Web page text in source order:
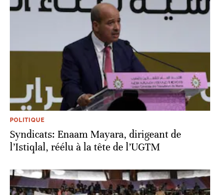
POLITIQUE
Syndicats: Enaam Mayara, dirigeant de
l’Istiqlal, réélu à la tête de l’UGTM